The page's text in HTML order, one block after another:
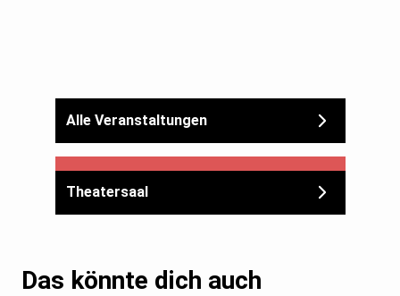
Das könnte dich auch
Alle Veranstaltungen
Theatersaal